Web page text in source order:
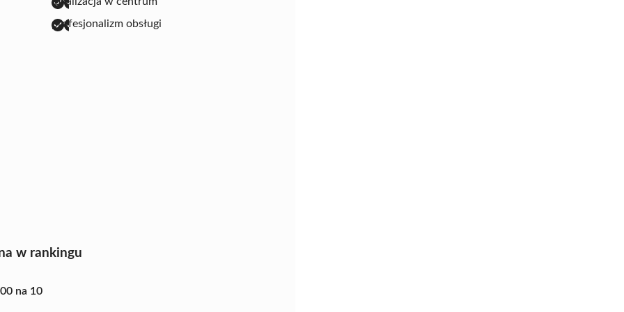
profesjonalizm obsługi
w rankingu
na 10